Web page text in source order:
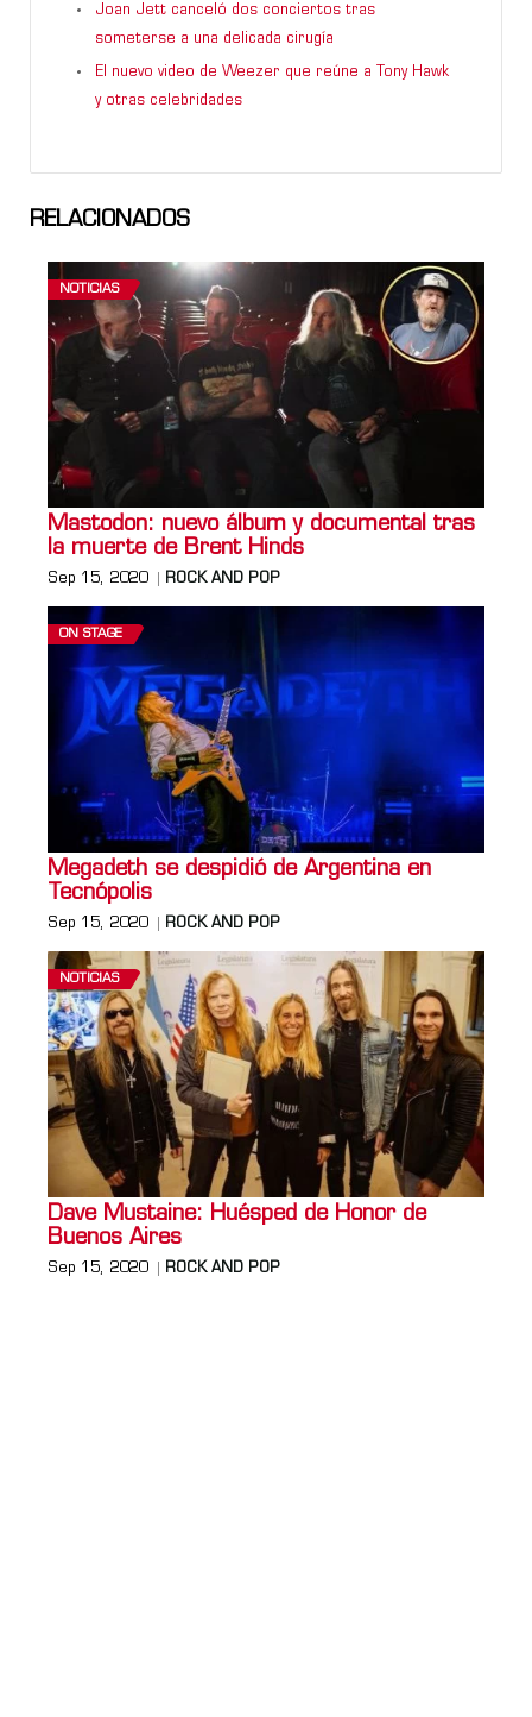
Joan Jett canceló dos conciertos tras
someterse a una delicada cirugía
El nuevo video de Weezer que reúne a Tony Hawk
y otras celebridades
RELACIONADOS
NOTICIAS
Mastodon: nuevo álbum y documental tras
la muerte de Brent Hinds
Sep 15, 2020 ROCK AND POP
ON STAGE
Megadeth se despidió de Argentina en
Tecnópolis
Sep 15, 2020 ROCK AND POP
NOTICIAS
Dave Mustaine: Huésped de Honor de
Buenos Aires
Sep 15, 2020 ROCK AND POP